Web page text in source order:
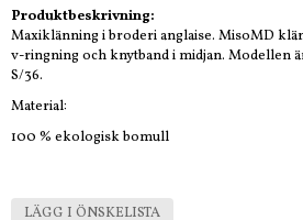
Produktbeskrivning:
Maxiklänning i broderi anglaise. MisoMD
v-ringning och knytband i midjan. Modellen
S/36.
Material:
100 % ekologisk bomull
LÄGG I ÖNSKELISTA